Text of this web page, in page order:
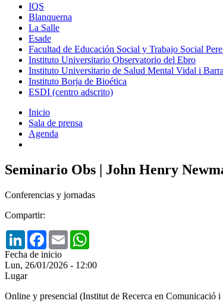
IQS
Blanquerna
La Salle
Esade
Facultad de Educación Social y Trabajo Social
Instituto Universitario Observatorio del Ebro
Instituto Universitario de Salud Mental Vidal i
Instituto Borja de Bioética
ESDI (centro adscrito)
Inicio
Sala de prensa
Agenda
Seminario Obs | John Henry
Conferencias y jornadas
Compartir:
LinkedInFacebook
Email
Fecha de inicio
Lun, 26/01/2026 - 12:00
Lugar
Online y presencial (Institut de Recerca en